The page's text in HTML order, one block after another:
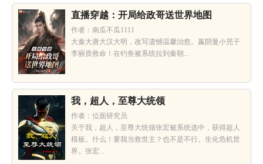
直播穿越：开局给政哥送世界地图
作者：南瓜不瓜1111
大秦大唐大汉大明，改写遗憾温馨治愈。嬴阴曼小兕子
李丽质救命！在钓鱼被系统拉到秦朝...
我，超人，至尊大统领
作者：位面研究员
关于我，超人，至尊大统领张宏被系统选中，获得超人
模板。什么！要我当救世主？也不是不行。生化危机世
界。张宏...